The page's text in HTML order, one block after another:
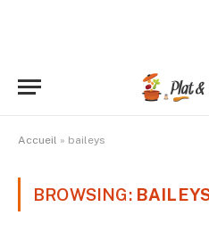
Accueil » baileys
BROWSING: